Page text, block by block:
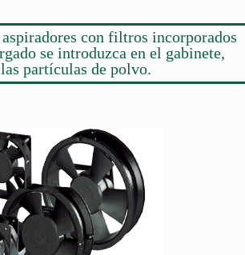
con filtros incorporados
se introduzca en el gabinete,
partículas de polvo.